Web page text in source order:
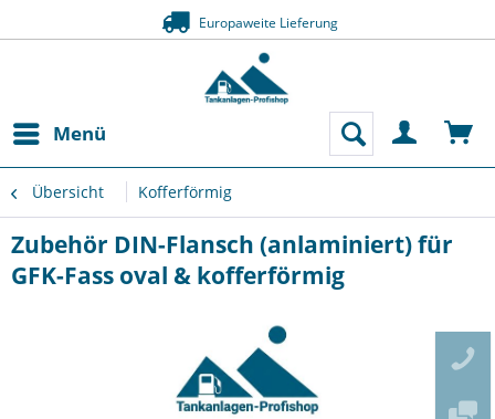
Europaweite Lieferung
Menü
Übersicht Kofferförmig
Zubehör DIN-Flansch (anlaminiert) für
GFK-Fass oval & kofferförmig